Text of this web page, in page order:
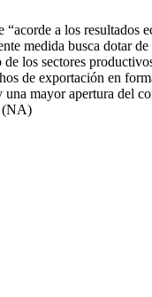
a los resultados
medida busca dotar
los sectores
de exportación en
mayor apertura del
(NA)